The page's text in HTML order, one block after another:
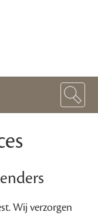
Wij verzorgen